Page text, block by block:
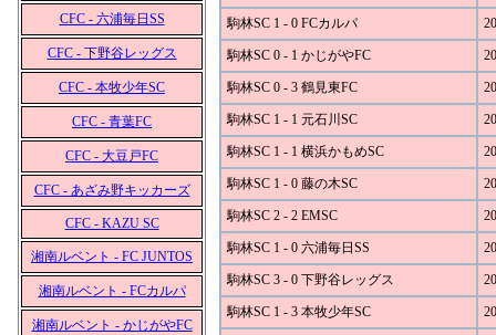
CFC - 六浦毎日SS
CFC - 下野谷レッグス
CFC - 本牧少年SC
CFC - 青葉FC
CFC - 大豆戸FC
CFC - あざみ野キッカーズ
CFC - KAZU SC
湘南ルベント - FC JUNTOS
湘南ルベント - FCカルパ
湘南ルベント - かじがやFC
駒林SC 1 - 0 FCカルパ
駒林SC 0 - 1 かじがやFC
駒林SC 0 - 3 鶴見東FC
駒林SC 1 - 1 元石川SC
駒林SC 1 - 1 横浜かもめSC
駒林SC 1 - 0 藤の木SC
駒林SC 2 - 2 EMSC
駒林SC 1 - 0 六浦毎日SS
駒林SC 3 - 0 下野谷レッグス
駒林SC 1 - 3 本牧少年SC